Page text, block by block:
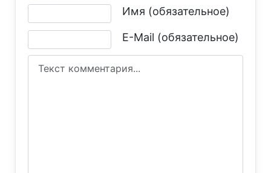
Имя (обязательное)
E-Mail (обязательное)
Текст комментария